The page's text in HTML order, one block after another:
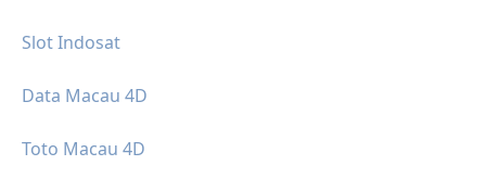
Slot Indosat
Data Macau 4D
Toto Macau 4D